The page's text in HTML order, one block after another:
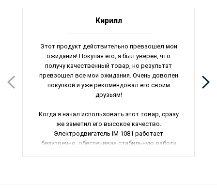
Кирилл
Этот продукт действительно превзошел мои
ожидания! Покупая его, я был уверен, что
получу качественный товар, но результат
превзошел все мои ожидания. Очень доволен
покупкой и уже рекомендовал его своим
друзьям!
Когда я начал использовать этот товар, сразу
же заметил его высокое качество.
Электродвигатель IM 1081 работает
безупречно, обеспечивая стабильную работу